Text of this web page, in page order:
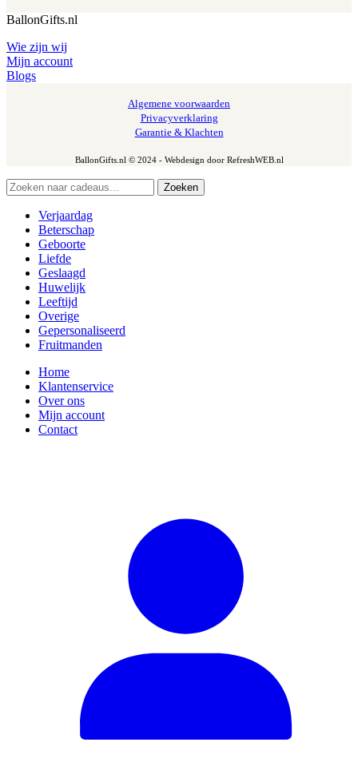
BallonGifts.nl
Wie zijn wij
Mijn account
Blogs
Algemene voorwaarden
Privacyverklaring
Garantie & Klachten
BallonGifts.nl © 2024 - Webdesign door RefreshWEB.nl
Zoeken
Verjaardag
Beterschap
Geboorte
Liefde
Geslaagd
Huwelijk
Leeftijd
Overige
Gepersonaliseerd
Fruitmanden
Home
Klantenservice
Over ons
Mijn account
Contact